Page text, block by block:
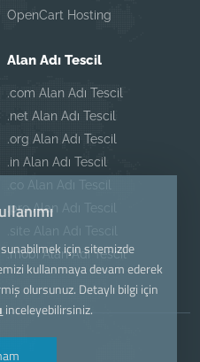
OpenCart Hosting
Alan Adı Tescil
.com Alan Adı Tescil
.net Alan Adı Tescil
.org Alan Adı Tescil
.in Alan Adı Tescil
.co Alan Adı Tescil
.pro Alan Adı Tescil
.site Alan Adı Tescil
.mobi Alan Adı Tescil
için sitemizde
kullanmaya devam ederek
olursunuz. Detaylı bilgi için
inceleyebilirsiniz.